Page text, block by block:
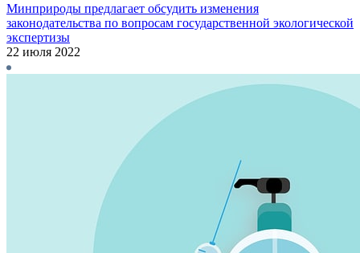
Минприроды предлагает обсудить изменения
законодательства по вопросам государственной экологической
экспертизы
22 июля 2022